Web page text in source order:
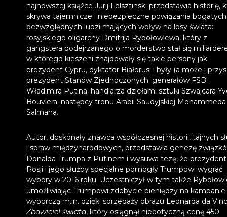
najnowszej książce Jurij Felsztinski przedstawia historię,
skrywa tajemnicze i niebezpieczne powiązania
bezwzględnych ludzi mających wpływ na losy świata:
rosyjskiego oligarchy Dmitrija Rybołowlewa, który z
gangstera podejrzanego o morderstwo stał się
w którego kieszeni znajdowały się takie persony jak
prezydent Cypru, dyktator Białorusi i były (a może i
prezydent Stanów Zjednoczonych; generałów FSB;
Władimira Putina; handlarza dziełami sztuki Szwajcara
Bouviera; następcy tronu Arabii Saudyjskiej
Salmana.
Autor, doskonały znawca współczesnej historii, tajnych
i spraw międzynarodowych, przedstawia genezę
Donalda Trumpa z Putinem i wysuwa tezę, że prezydent
Rosji i jego służby specjalne pomogły Trumpowi wygrać
wybory w 2016 roku. Uczestniczył w tym także
umożliwiając Trumpowi zdobycie pieniędzy na kampanie
wyborczą m.in. dzięki sprzedaży obrazu Leonarda da
Zbawiciel świata, który osiągnął niebotyczną cenę 450